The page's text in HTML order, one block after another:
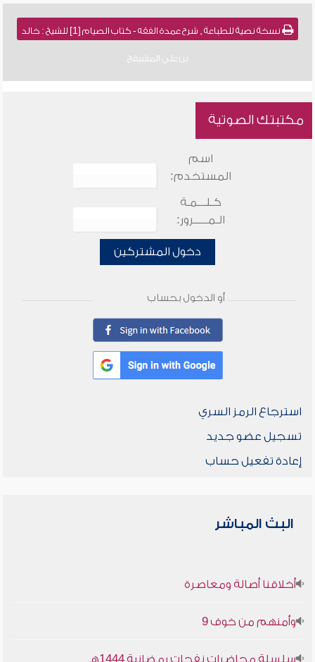
نسخة نصية للطباعة , شرح عمدة الفقه - كتاب الصيام [1] للشيخ : خالد
بن علي المشيقح
مكتبتك الصوتية
اسم
المستخدم:
كـلـــمـة
الـمـــــرور:
دخول المشتركين
أو الدخول بحساب
استرجاع الرمز السري
تسجيل عضو جديد
إعادة تفعيل حساب
البث المباشر
أخلاقنا أصالة ومعاصرة
وأمنهم من خوف 9
سلسلة محاضرات نفحات رمضانية 1444هـ